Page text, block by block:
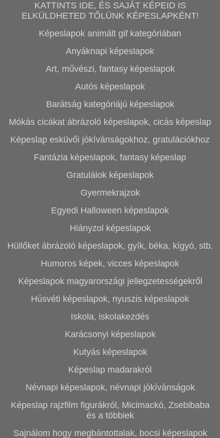
KATTINTS IDE, ÉS SAJÁT KÉPEID IS
ELKÜLDHETED TŐLÜNK KÉPESLAPKÉNT!
Képeslapok animált gif kategóriában
Anyáknapi képeslapok
Art, művészi, fantasy képeslapok
Autós képeslapok
Barátság kategóriájú képeslapok
Mókás cicákat ábrázoló képeslapok, cicás képeslap
Képeslap esküvői jókívánságokhoz, gratulációkhoz
Fantázia képeslapok, fantasy képeslap
Gratulálok képeslapok
Gyermekrajzok
Egyedi Halloween képeslapok
Hiányzol képeslapok
Hüllőket ábrázoló képeslapok, gyík, béka, kígyó, stb.
Humoros képek, vicces képeslapok
Képeslapok magyarországi jellegzetességekről
Húsvéti képeslapok, nyuszis képeslapok
Iskola, iskolakezdés
Karácsonyi képeslapok
Kutyás képeslapok
Képeslap madarakról
Névnapi képeslapok, névnapi jókívánságok
Képeslap rajzfilm figurákról, Micimackó, Zsebibaba
és a többiek
Sajnálom hogy megbántottalak, bocsi képeslapok